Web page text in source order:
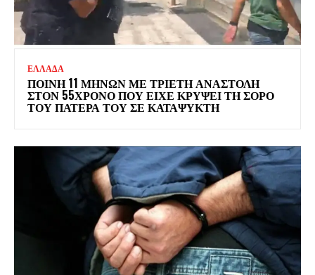
ΕΛΛΑΔΑ
ΠΟΙΝΗ 11 ΜΗΝΩΝ ΜΕ ΤΡΙΕΤΗ ΑΝΑΣΤΟΛΗ
ΣΤΟΝ 55ΧΡΟΝΟ ΠΟΥ ΕΙΧΕ ΚΡΥΨΕΙ ΤΗ ΣΟΡΟ
ΤΟΥ ΠΑΤΕΡΑ ΤΟΥ ΣΕ ΚΑΤΑΨΥΚΤΗ